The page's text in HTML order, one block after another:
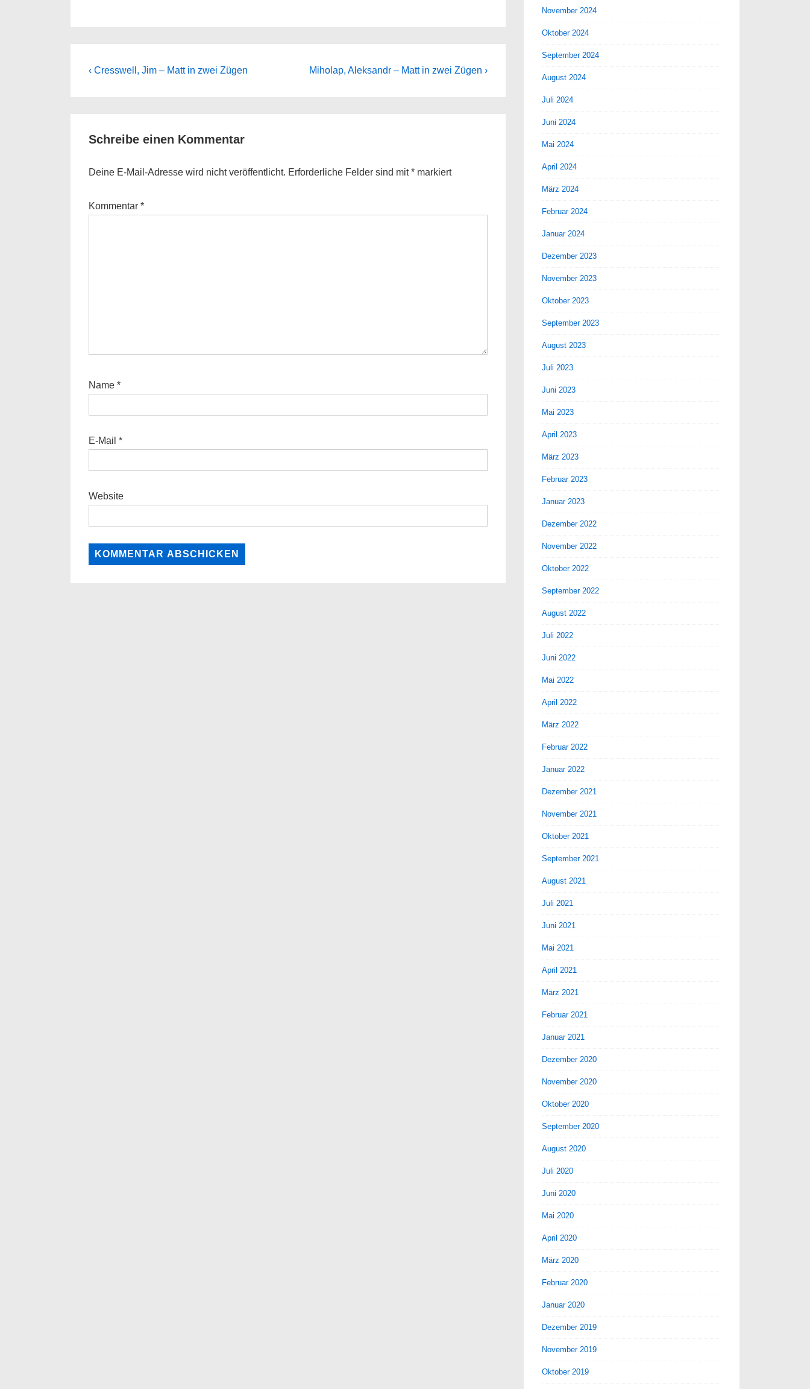
Beitragsnavigation
Previous
‹ Cresswell, Jim – Matt in zwei Zügen
Next
Miholap, Aleksandr – Matt in zwei Zügen ›
Schreibe einen Kommentar
Deine E-Mail-Adresse wird nicht veröffentlicht. Erforderliche Felder sind mit* markiert
Kommentar *
Name *
E-Mail *
Website
November 2024
Oktober 2024
September 2024
August 2024
Juli 2024
Juni 2024
Mai 2024
April 2024
März 2024
Februar 2024
Januar 2024
Dezember 2023
November 2023
Oktober 2023
September 2023
August 2023
Juli 2023
Juni 2023
Mai 2023
April 2023
März 2023
Februar 2023
Januar 2023
Dezember 2022
November 2022
Oktober 2022
September 2022
August 2022
Juli 2022
Juni 2022
Mai 2022
April 2022
März 2022
Februar 2022
Januar 2022
Dezember 2021
November 2021
Oktober 2021
September 2021
August 2021
Juli 2021
Juni 2021
Mai 2021
April 2021
März 2021
Februar 2021
Januar 2021
Dezember 2020
November 2020
Oktober 2020
September 2020
August 2020
Juli 2020
Juni 2020
Mai 2020
April 2020
März 2020
Februar 2020
Januar 2020
Dezember 2019
November 2019
Oktober 2019